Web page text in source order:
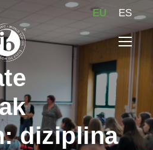
EU ES
diziplina